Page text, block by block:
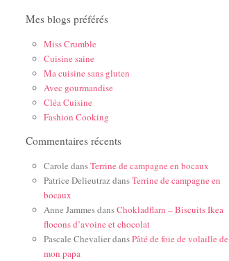
Mes blogs préférés
Miss Crumble
Cuisine saine
Ma cuisine sans gluten
Avec gourmandise
Cléa Cuisine
Fashion Cooking
Commentaires récents
Carole dansTerrine de campagne en bocaux
Patrice DelieutrazdansTerrine de campagne en
bocaux
Anne JammesdansChokladflarn – Biscuits Ikea
flocons d’avoine et chocolat
Pascale ChevalierdansPâté de foie de volaille de
mon papa